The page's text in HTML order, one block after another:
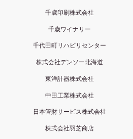
千歳印刷株式会社
千歳ワイナリー
千代田町リハビリセンター
株式会社デンソー北海道
東洋計器株式会社
中田工業株式会社
日本管財サービス株式会社
株式会社羽芝商店